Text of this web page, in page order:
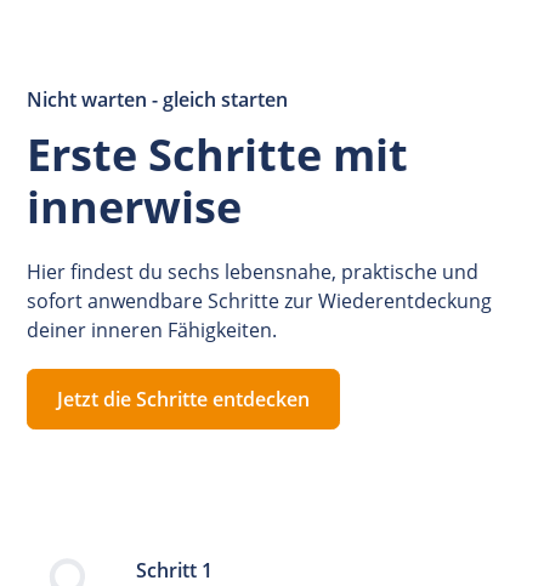
Nicht warten - gleich starten
Erste Schritte mit
innerwise
Hier findest du sechs lebensnahe, praktische und
sofort anwendbare Schritte zur Wiederentdeckung
deiner inneren Fähigkeiten.
Jetzt die Schritte entdecken
Schritt 1